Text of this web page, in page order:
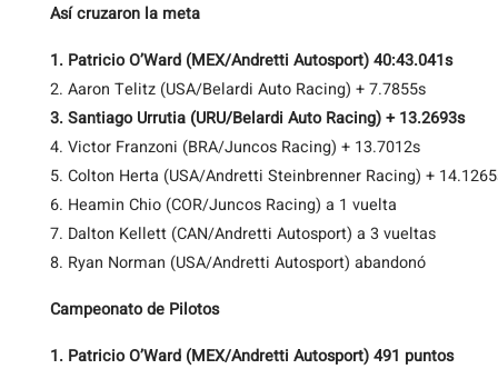
Así cruzaron la meta
1. Patricio O’Ward (MEX/Andretti Autosport) 40:43.041s
2. Aaron Telitz (USA/Belardi Auto Racing) + 7.7855s
3. Santiago Urrutia (URU/Belardi Auto Racing) + 13.2693s
4. Victor Franzoni (BRA/Juncos Racing) + 13.7012s
5. Colton Herta (USA/Andretti Steinbrenner Racing) +
6. Heamin Chio (COR/Juncos Racing) a 1 vuelta
7. Dalton Kellett (CAN/Andretti Autosport) a 3 vueltas
8. Ryan Norman (USA/Andretti Autosport) abandonó
Campeonato de Pilotos
1. Patricio O’Ward (MEX/Andretti Autosport) 491 puntos